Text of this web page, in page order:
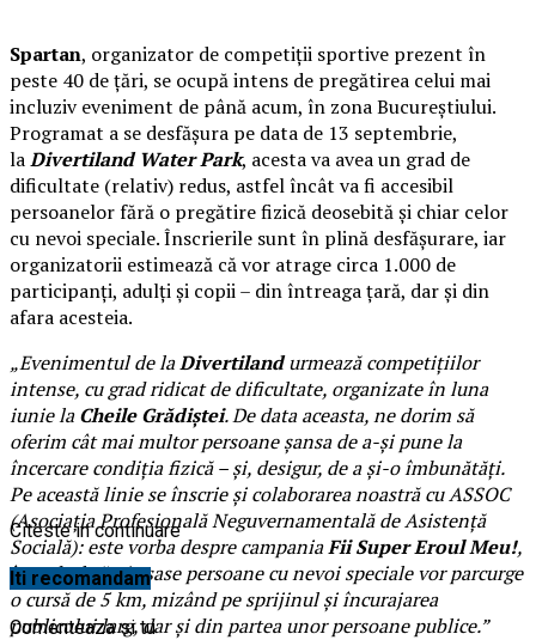
Spartan, organizator de competiții sportive prezent în
peste 40 de țări, se ocupă intens de pregătirea celui mai
incluziv eveniment de până acum, în zona Bucureștiului.
Programat a se desfășura pe data de 13 septembrie,
laDivertiland Water Park, acesta va avea un grad de
dificultate (relativ) redus, astfel încât va fi accesibil
persoanelor fără o pregătire fizică deosebită și chiar celor
cu nevoi speciale. Înscrierile sunt în plină desfășurare, iar
organizatorii estimează că vor atrage circa 1.000 de
participanți, adulți și copii – din întreaga țară, dar și din
afara acesteia.
„Evenimentul de laDivertilandurmează competițiilor
intense, cu grad ridicat de dificultate, organizate în luna
iunie laCheile Grădiștei. De data aceasta, ne dorim să
oferim cât mai multor persoane șansa de a-și pune la
încercare condiția fizică – și, desigur, de a și-o îmbunătăți.
Pe această linie se înscrie și colaborarea noastră cu ASSOC
(Asociația Profesională Neguvernamentală de Asistență
Socială): este vorba despre campaniaFii Super Eroul Meu!,
în cadrul căreia șase persoane cu nevoi speciale vor parcurge
o cursă de 5 km, mizând pe sprijinul și încurajarea
publicului larg, dar și din partea unor persoane publice.”
Citeste in continuare
Iti recomandam
Comenteaza si tu